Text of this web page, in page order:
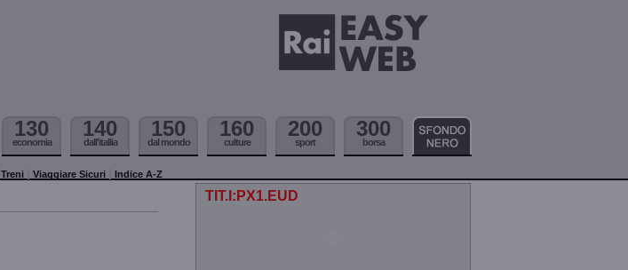
130
economia
140
dall'itallia
150
dal mondo
160
culture
200
sport
300
borsa
Treni Viaggiare Sicuri Indice A-Z
TIT.I:PX1.EUD